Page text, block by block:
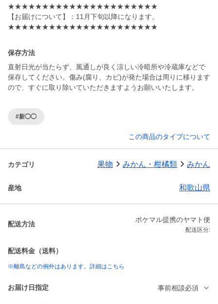
★★★★★★★★★★★★★★★★★★★★★★
【お届けについて】：11月下旬以降になります。
★★★★★★★★★★★★★★★★★★★★★★
保存方法
直射日光が当たらず、風通しが良く涼しい冷暗所や冷蔵庫などで
保存してください。傷み(腐り、カビ)が発た場合は周りに移ります
#新◯◯
この商品のタイプについて
カテゴリ 果物 みかん・柑橘類 みかん
産地 和歌山県
配送方法
ポケマル提携のヤマト便
配送区分:
配送料金（送料）
※離島などの例外はあります。詳細はこちら
お届け日指定 事前相談必須